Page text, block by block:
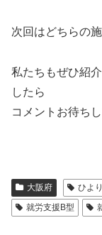
次回はどちらの
私たちもぜひ紹
したら
コメントお待ち
大阪府 ひより
就労支援B型